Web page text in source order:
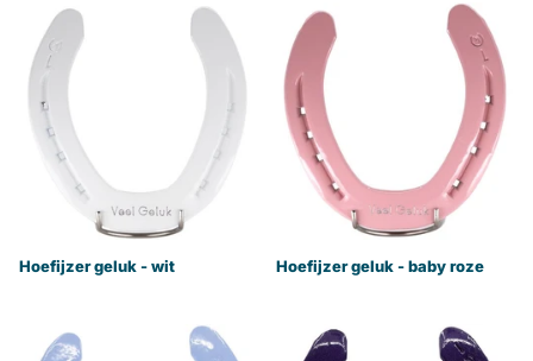
Hoefijzer geluk - wit Hoefijzer geluk - baby roze